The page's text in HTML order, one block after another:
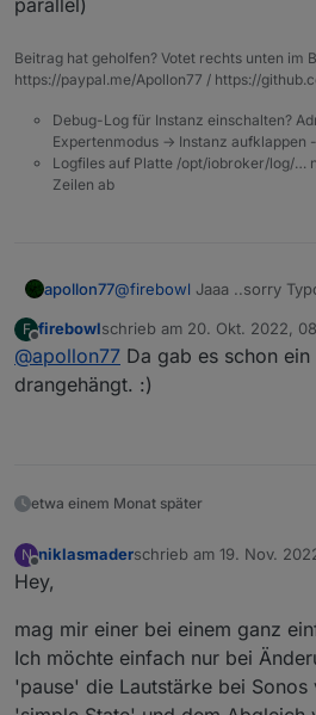
  ],
"actions": {
"then": [
"id"
"acceptedBy":
"sound": "magic",
      }
    ],
"else"
"id":
"acceptedBy":
"tagCard": "on
"oid":
"oidRole":
"oidType":
    }
  ],
  "conditions": [
    [
      {
"id":
        "value": "-18",
      }
  "justCheck": false,
    "then": [
      {
Beitrag hat geholfen? Votet rechts unten im
https://paypal.me/Apollon77 / https://
Debug-Log für Instanz einschalten?
Expertenmodus -> Instanz aufklappen
Logfiles auf Platte /opt/iobroker/log/…
Zeilen ab
apollon77@firebowl Jaaa ..sorry
F
Offline
firebowlschrieb am 20. Okt. 2022,
zuletzt editiert von
@apollon77 Da gab es schon
drangehängt. :)
etwa einem Monat später
N
Offline
niklasmaderschrieb am 19. Nov.
zuletzt editiert von
Hey,
mag mir einer bei einem ganz
Ich möchte einfach nur bei
'pause' die Lautstärke bei Sonos